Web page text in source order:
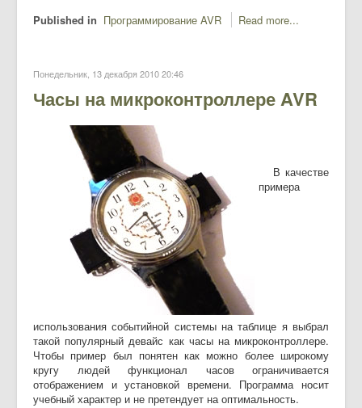
Published in Программирование AVR Read more...
Понедельник, 13 декабря 2010 20:46
Часы на микроконтроллере AVR
В качестве
примера
использования событийной системы на таблице я выбрал
такой популярный девайс как часы на микроконтроллере.
Чтобы пример был понятен как можно более широкому
кругу людей функционал часов ограничивается
отображением и установкой времени. Программа носит
учебный характер и не претендует на оптимальность.